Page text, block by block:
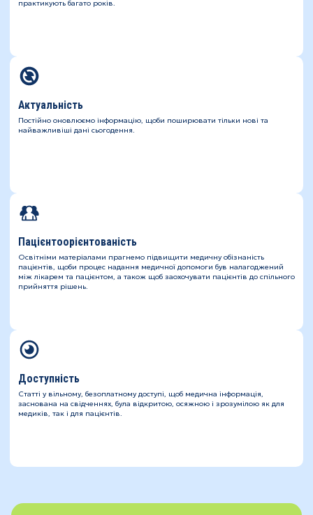
практикують багато років.
Актуальність
Постійно оновлюємо інформацію, щоби поширювати тільки нові та
найважливіші дані сьогодення.
Пацієнтоорієнтованість
Освітніми матеріалами прагнемо підвищити медичну обізнаність
пацієнтів, щоби процес надання медичної допомоги був налагоджений
між лікарем та пацієнтом, а також щоб заохочувати пацієнтів до спільного
прийняття рішень.
Доступність
Статті у вільному, безоплатному доступі, щоб медична інформація,
заснована на свідченнях, була відкритою, осяжною і зрозумілою як для
медиків, так і для пацієнтів.